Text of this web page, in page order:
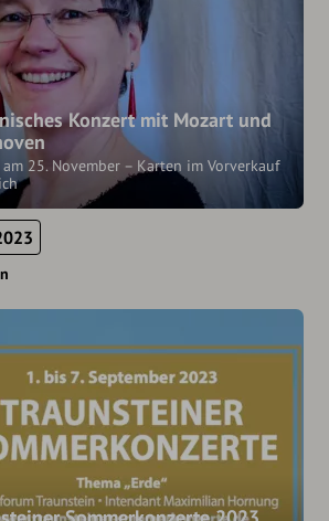
Konzert mit Mozart und
am 25. November – Karten im Vorverkauf